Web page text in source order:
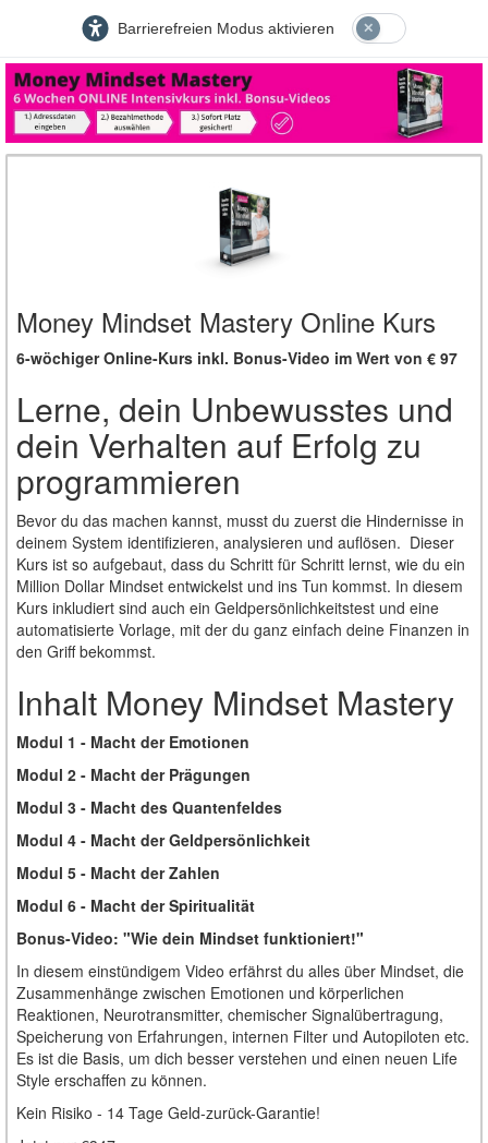
Barrierefreien Modus aktivieren
Money Mindset Mastery Online Kurs
6-wöchiger Online-Kurs inkl. Bonus-Video im Wert von € 97
Lerne, dein Unbewusstes und
dein Verhalten auf Erfolg zu
programmieren
Bevor du das machen kannst, musst du zuerst die Hindernisse in
deinem System identifizieren, analysieren und auflösen. Dieser
Kurs ist so aufgebaut, dass du Schritt für Schritt lernst, wie du ein
Million Dollar Mindset entwickelst und ins Tun kommst. In diesem
Kurs inkludiert sind auch ein Geldpersönlichkeitstest und eine
automatisierte Vorlage, mit der du ganz einfach deine Finanzen in
den Griff bekommst.
Inhalt Money Mindset Mastery
Modul 1 - Macht der Emotionen
Modul 2 - Macht der Prägungen
Modul 3 - Macht des Quantenfeldes
Modul 4 - Macht der Geldpersönlichkeit
Modul 5 - Macht der Zahlen
Modul 6 - Macht der Spiritualität
Bonus-Video: "Wie dein Mindset funktioniert!"
In diesem einstündigem Video erfährst du alles über Mindset, die
Zusammenhänge zwischen Emotionen und körperlichen
Reaktionen, Neurotransmitter, chemischer Signalübertragung,
Speicherung von Erfahrungen, internen Filter und Autopiloten etc.
Es ist die Basis, um dich besser verstehen und einen neuen Life
Style erschaffen zu können.
Kein Risiko - 14 Tage Geld-zurück-Garantie!